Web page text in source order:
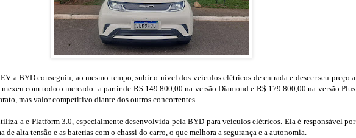
a BYD conseguiu, ao mesmo tempo, subir o nível dos veículos elétricos de entrada e descer seu preço a
mexeu com todo o mercado: a partir de R$ 149.800,00 na versão Diamond e R$ 179.800,00 na versão Plus
mas valor competitivo diante dos outros concorrentes.
a e-Platform 3.0, especialmente desenvolvida pela BYD para veículos elétricos. Ela é responsável por
de alta tensão e as baterias com o chassi do carro, o que melhora a segurança e a autonomia.